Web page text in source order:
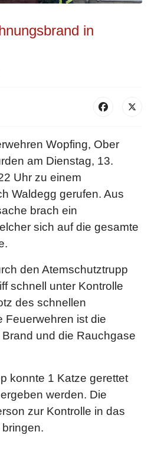
in
Wopfing, Ober
am Dienstag, 13.
Uhr zu einem
Waldegg gerufen. Aus
brach ein
sich auf die gesamte
den Atemschutztrupp
schnell unter Kontrolle
des schnellen
Feuerwehren ist die
und die Rauchgase
konnte 1 Katze gerettet
werden. Die
zur Kontrolle in das